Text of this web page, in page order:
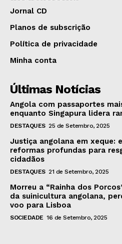
Jornal CD
Planos de subscrição
Política de privacidade
Minha conta
Últimas Notícias
Angola com passaportes
enquanto Singapura lidera
DESTAQUES 25 de Setembro, 2025
Justiça angolana em xeque:
reformas profundas para
cidadãos
DESTAQUES 21 de Setembro, 2025
Morreu a “Rainha dos
da suinicultura angolana,
voo para Lisboa
SOCIEDADE 16 de Setembro, 2025